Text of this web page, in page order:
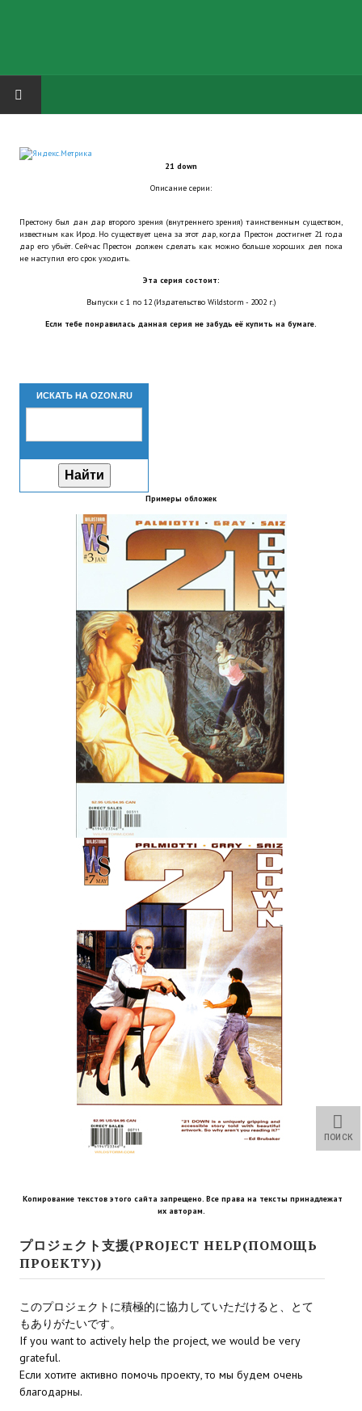
Русская биржа
Теневой кардинал для Обливиона
Aliens vs Predator 2 (Русские субтитры)
Моды группы
Теневой кардинал для Скайрима
Работы Alexandra10
Apella CBBE SSE BodySlide (with Physics)
Apella 2.0 CBBE SSE BodySlide (with Physics)
Kitana CBBE SSE BodySlide (with Physics)
Nekomimi
New Light Skyrim SE
SB Corset Armor CBBE SSE BodySlide (with Physics)
Wedding Wear CBBE SSE BodySlide (with Physics)
Работы Тестера 55
Наёмный оборотень
Небесный воин
Немного героев меча и магии
Расширенная версия Х3
REBalance
Работы Kuroneko
Doom 3 Remaster Fan Edition
X2 - The Threat Remaster Fan Edition
Quake III Arena Remaster Fan Edition
Star Trek Voyager Elite Force Remaster Fan Edition
Sacred Gold Remaster Fan Edition
Aliens versus Predator 1 Remaster Fan Edition
Корсары 3 Сундук мертвеца Remaster Fan Edition
Sea Dogs - City of Abandoned Ships Remaster Fan Edition
Sea Dogs Remaster Fan Edition
НОВОСТИ ПОРТАЛА
21 down
Описание серии:
Престону был дан дар второго зрения (внутреннего зрения) таинственным существом,
известным как Ирод. Но существует цена за этот дар, когда Престон достигнет 21 года
дар его убьёт. Сейчас Престон должен сделать как можно больше хороших дел пока
не наступил его срок уходить.
Эта серия состоит:
Выпуски с 1 по 12 (Издательство Wildstorm - 2002 г.)
Если тебе понравилась данная серия не забудь её купить на бумаге.
ИСКАТЬ НА OZON.RU
Примеры обложек
Копирование текстов этого сайта запрещено. Все права на тексты принадлежат
их авторам.
プロジェクト支援(PROJECT HELP(ПОМОЩЬ
ПРОЕКТУ))
このプロジェクトに積極的に協力していただけると、とて
もありがたいです。
If you want to actively help the project, we would be very
grateful.
Если хотите активно помочь проекту, то мы будем очень
благодарны.
ПОИСК